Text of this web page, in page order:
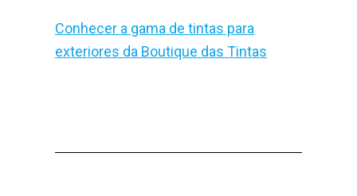
Conhecer a gama de tintas para
exteriores da Boutique das Tintas